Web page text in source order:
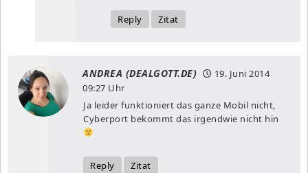
Reply Zitat
ANDREA (DEALGOTT.DE)
19. Juni 2014
09:27 Uhr
Ja leider funktioniert das ganze Mobil nicht,
Cyberport bekommt das irgendwie nicht hin
Reply Zitat